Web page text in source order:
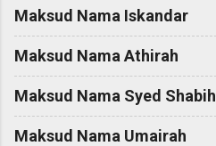
Maksud Nama Iskandar
Maksud Nama Athirah
Maksud Nama Syed Shabih
Maksud Nama Umairah